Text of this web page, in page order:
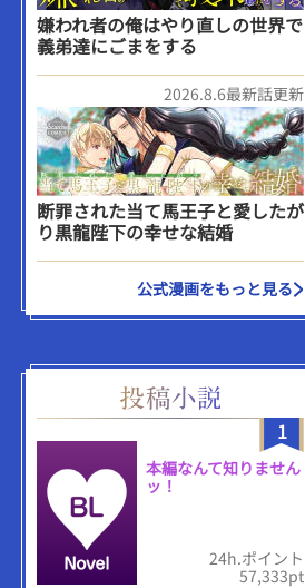
嫌われ者の俺はやり直しの世界で
義弟達にごまをする
2026.8.6最新話更新
断罪された当て馬王子と愛したが
り黒龍陛下の幸せな結婚
公式漫画をもっと見る
1
本編なんて知りません
ッ！
24h.ポイント
57,333pt